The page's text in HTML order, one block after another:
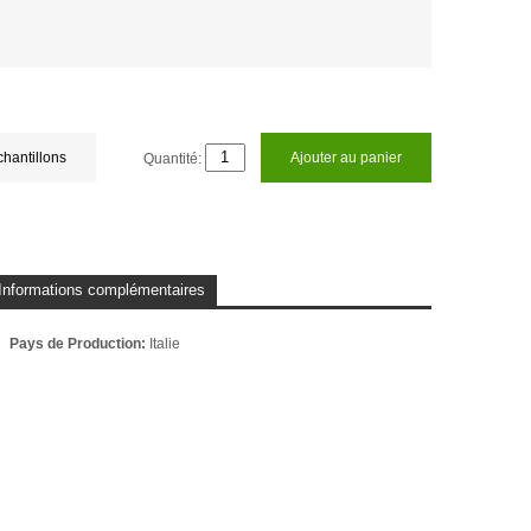
Quantité: Ajouter au panier
complémentaires
Pays de Production: Italie